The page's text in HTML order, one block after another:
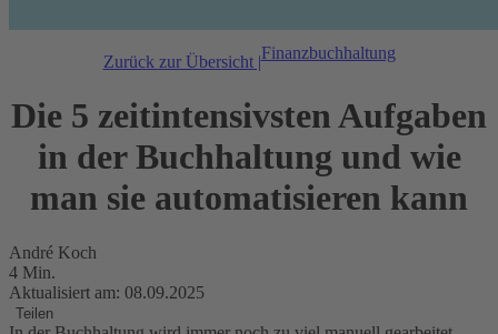
Zurück zur Übersicht |Finanzbuchhaltung
Die 5 zeitintensivsten Aufgaben
in der Buchhaltung und wie
man sie automatisieren kann
André Koch
4 Min.
Aktualisiert am: 08.09.2025
Teilen